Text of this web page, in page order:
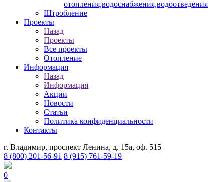
отопления,водоснабжения,водоотведения
Штробление
Проекты
Назад
Проекты
Все проекты
Отопление
Информация
Назад
Информация
Акции
Новости
Статьи
Политика конфиденциальности
Контакты
г. Владимир, проспект Ленина, д. 15а, оф. 515
8 (800) 201-56-91 8 (915) 761-59-19
0